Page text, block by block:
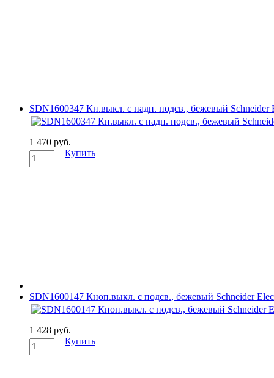
SDN1600347 Кн.выкл. с надп. подсв., бежевый Schneider
1 470 руб.
Купить
SDN1600147 Кноп.выкл. с подсв., бежевый Schneider
1 428 руб.
Купить